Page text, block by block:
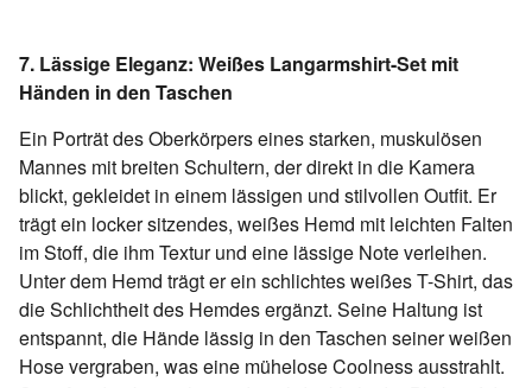
7. Lässige Eleganz: Weißes Langarmshirt-Set mit
Händen in den Taschen
Ein Porträt des Oberkörpers eines starken, muskulösen
Mannes mit breiten Schultern, der direkt in die Kamera
blickt, gekleidet in einem lässigen und stilvollen Outfit. Er
trägt ein locker sitzendes, weißes Hemd mit leichten Falten
im Stoff, die ihm Textur und eine lässige Note verleihen.
Unter dem Hemd trägt er ein schlichtes weißes T-Shirt, das
die Schlichtheit des Hemdes ergänzt. Seine Haltung ist
entspannt, die Hände lässig in den Taschen seiner weißen
Hose vergraben, was eine mühelose Coolness ausstrahlt.